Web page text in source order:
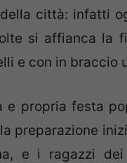
della città: infatti
si affianca la
e con in braccio
e propria festa
preparazione
e i ragazzi